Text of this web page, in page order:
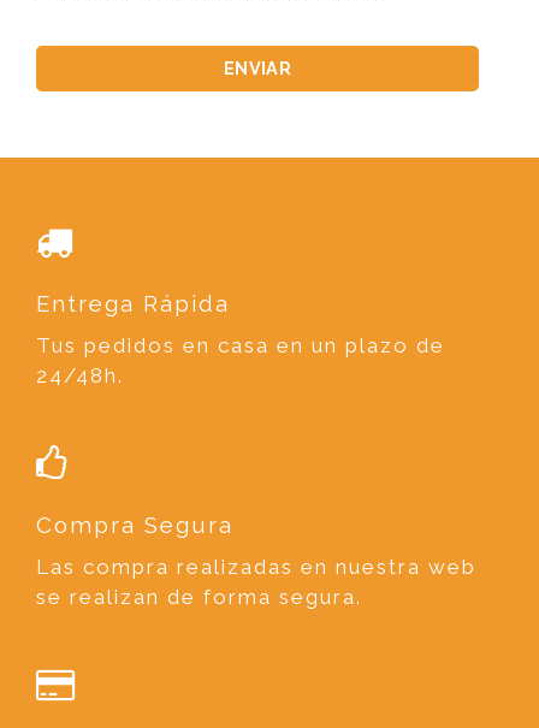
Entrega Rápida
Tus pedidos en casa en un plazo de
24/48h.
Compra Segura
Las compra realizadas en nuestra web
se realizan de forma segura.